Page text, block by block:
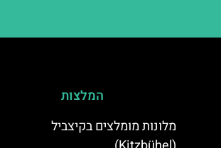
המלצות
מלונות מומלצים בקיצביל